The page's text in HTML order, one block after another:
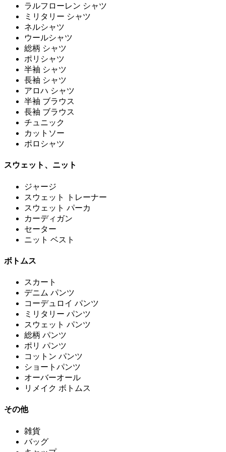
ラルフローレン シャツ
ミリタリー シャツ
ネルシャツ
ウールシャツ
総柄 シャツ
ポリシャツ
半袖 シャツ
長袖 シャツ
アロハ シャツ
半袖 ブラウス
長袖 ブラウス
チュニック
カットソー
ポロシャツ
スウェット、ニット
ジャージ
スウェット トレーナー
スウェット パーカ
カーディガン
セーター
ニット ベスト
ボトムス
スカート
デニム パンツ
コーデュロイ パンツ
ミリタリー パンツ
スウェット パンツ
総柄 パンツ
ポリ パンツ
コットン パンツ
ショートパンツ
オーバーオール
リメイク ボトムス
その他
雑貨
バッグ